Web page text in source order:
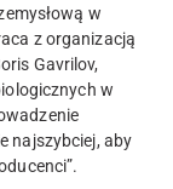
w
z organizacją
Gavrilov,
w
najszybciej, aby